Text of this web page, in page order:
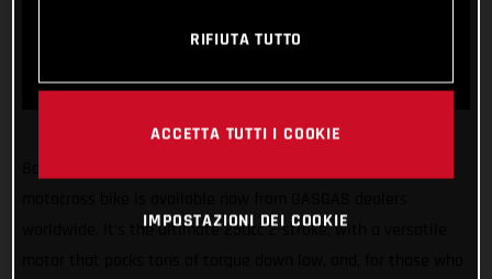
worldwide. It’s the ultimate 250cc 2-stroke, with a versatile
RIFIUTA TUTTO
ACCETTA TUTTI I COOKIE
IMPOSTAZIONI DEI COOKIE